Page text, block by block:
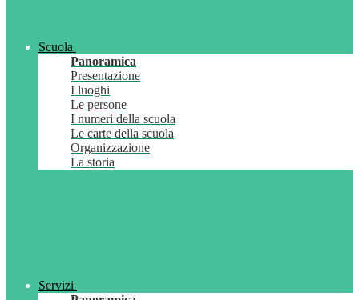
Scuola
Panoramica
Presentazione
I luoghi
Le persone
I numeri della scuola
Le carte della scuola
Organizzazione
La storia
Servizi